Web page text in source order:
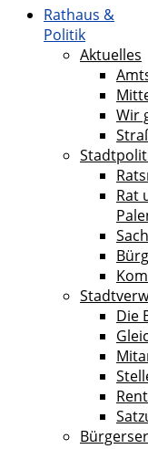
Rathaus &
Politik
Aktuelles
Wir
Rat
Die